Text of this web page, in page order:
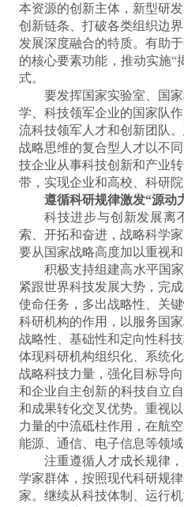
本资源的创新主体，新型研
创新链条、打破各类组织边
发展深度融合的特质。有助
的核心要素功能，推动实施“
式。
要发挥国家实验室、国
学、科技领军企业的国家队
流科技领军人才和创新团队
战略思维的复合型人才以不
技企业从事科技创新和产业
带，实现企业和高校、科研院
遵循科研规律激发“源动
科技进步与创新发展离
索、开拓和奋进，战略科学
要从国家战略高度加以重视和
积极支持组建高水平国
紧跟世界科技发展大势，完
使命任务，多出战略性、关
科研机构的作用，以服务国
战略性、基础性和定向性科
体现科研机构组织化、系统
战略科技力量，强化目标导
和企业自主创新的科技自立
和成果转化交叉优势。重视
力量的中流砥柱作用，在航
能源、通信、电子信息等领域
注重遵循人才成长规律
学家群体，按照现代科研规
家。继续从科技体制、运行